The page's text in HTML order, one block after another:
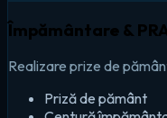
Împământare &
Realizare prize de
Priză de pământ